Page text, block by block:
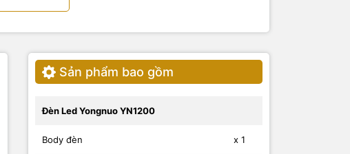
Sản phẩm bao gồm
Đèn Led Yongnuo YN1200
Body đèn x 1